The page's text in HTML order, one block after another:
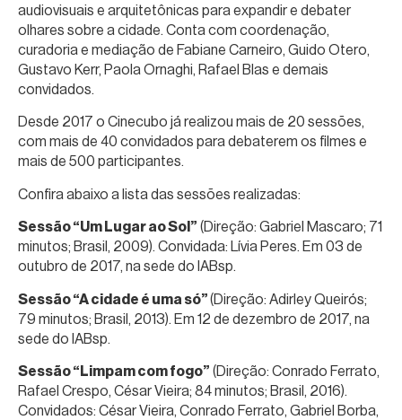
audiovisuais e arquitetônicas para expandir e debater
olhares sobre a cidade. Conta com coordenação,
curadoria e mediação de Fabiane Carneiro, Guido Otero,
Gustavo Kerr, Paola Ornaghi, Rafael Blas e demais
convidados.
Desde 2017 o Cinecubo já realizou mais de 20 sessões,
com mais de 40 convidados para debaterem os filmes e
mais de 500 participantes.
Confira abaixo a lista das sessões realizadas:
Sessão “Um Lugar ao Sol” (Direção: Gabriel Mascaro; 71
minutos; Brasil, 2009). Convidada: Lívia Peres. Em 03 de
outubro de 2017, na sede do IABsp.
Sessão “A cidade é uma só”(Direção: Adirley Queirós;
79 minutos; Brasil, 2013). Em 12 de dezembro de 2017, na
sede do IABsp.
Sessão “Limpam com fogo” (Direção: Conrado Ferrato,
Rafael Crespo, César Vieira; 84 minutos; Brasil, 2016).
Convidados: César Vieira, Conrado Ferrato, Gabriel Borba,